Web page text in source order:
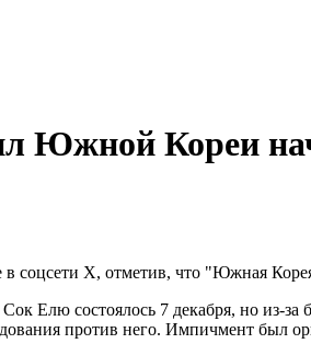
Южной Кореи
соцсети X, отметив, что "Южная
Елю состоялось 7 декабря, но из-за
против него. Импичмент был